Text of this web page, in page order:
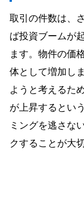
取引の件数は、
ば投資ブームが
ます。物件の価
体として増加し
ようと考えるた
が上昇するとい
ミングを逃さな
クすることが大